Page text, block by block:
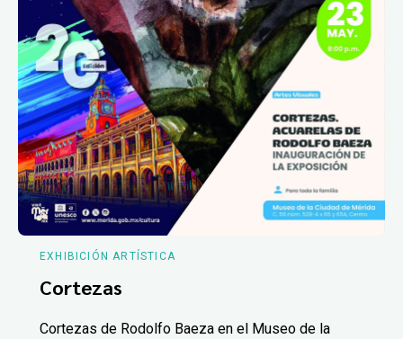
EXHIBICIÓN ARTÍSTICA
Cortezas
Cortezas de Rodolfo Baeza en el Museo de la